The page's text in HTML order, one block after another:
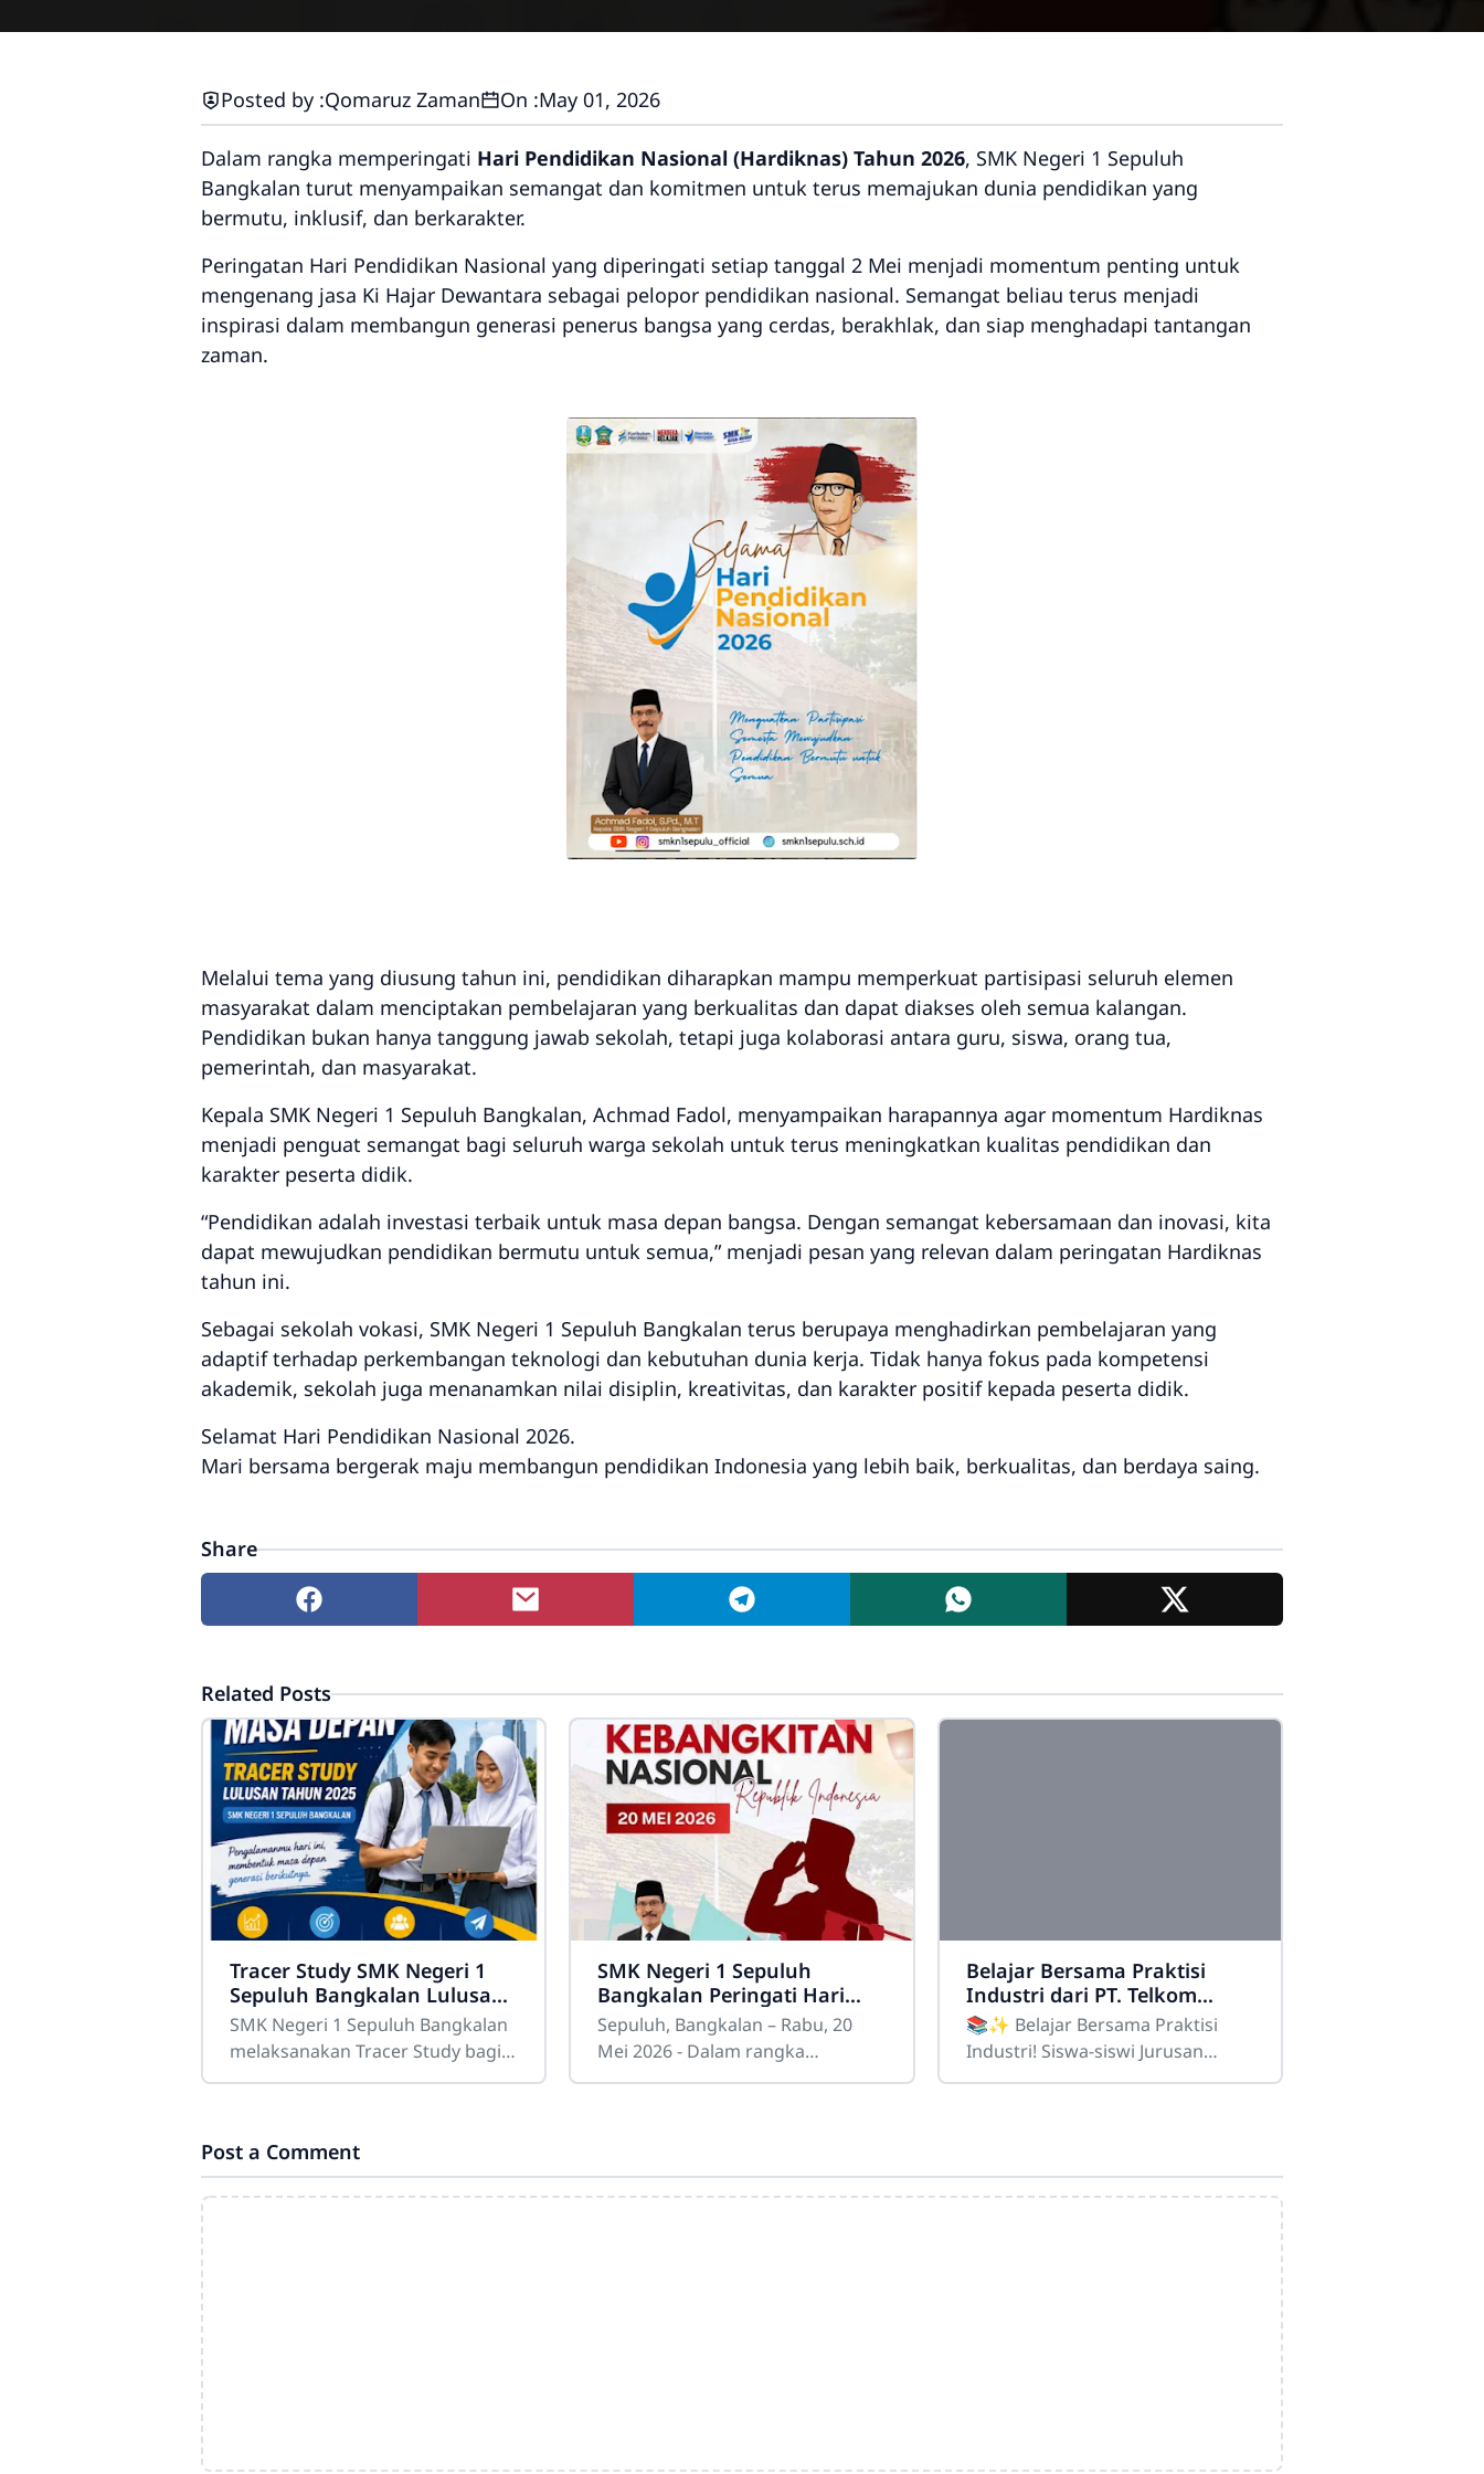
Posted by :Qomaruz Zaman On :May 01, 2026
Dalam rangka memperingati Hari Pendidikan Nasional (Hardiknas) Tahun 2026, SMK Negeri 1 Sepuluh
Bangkalan turut menyampaikan semangat dan komitmen untuk terus memajukan dunia pendidikan yang
bermutu, inklusif, dan berkarakter.
Peringatan Hari Pendidikan Nasional yang diperingati setiap tanggal 2 Mei menjadi momentum penting untuk
mengenang jasa Ki Hajar Dewantara sebagai pelopor pendidikan nasional. Semangat beliau terus menjadi
inspirasi dalam membangun generasi penerus bangsa yang cerdas, berakhlak, dan siap menghadapi tantangan
zaman.
Melalui tema yang diusung tahun ini, pendidikan diharapkan mampu memperkuat partisipasi seluruh elemen
masyarakat dalam menciptakan pembelajaran yang berkualitas dan dapat diakses oleh semua kalangan.
Pendidikan bukan hanya tanggung jawab sekolah, tetapi juga kolaborasi antara guru, siswa, orang tua,
pemerintah, dan masyarakat.
Kepala SMK Negeri 1 Sepuluh Bangkalan, Achmad Fadol, menyampaikan harapannya agar momentum Hardiknas
menjadi penguat semangat bagi seluruh warga sekolah untuk terus meningkatkan kualitas pendidikan dan
karakter peserta didik.
“Pendidikan adalah investasi terbaik untuk masa depan bangsa. Dengan semangat kebersamaan dan inovasi, kita
dapat mewujudkan pendidikan bermutu untuk semua,” menjadi pesan yang relevan dalam peringatan Hardiknas
tahun ini.
Sebagai sekolah vokasi, SMK Negeri 1 Sepuluh Bangkalan terus berupaya menghadirkan pembelajaran yang
adaptif terhadap perkembangan teknologi dan kebutuhan dunia kerja. Tidak hanya fokus pada kompetensi
akademik, sekolah juga menanamkan nilai disiplin, kreativitas, dan karakter positif kepada peserta didik.
Selamat Hari Pendidikan Nasional 2026.
Mari bersama bergerak maju membangun pendidikan Indonesia yang lebih baik, berkualitas, dan berdaya saing.
Share
Related Posts
Tracer Study SMK Negeri 1
Sepuluh Bangkalan Lulusan
Tahun 2025
SMK Negeri 1 Sepuluh Bangkalan
melaksanakan Tracer Study bagi
lulusan Tahun 2025 sebagai
SMK Negeri 1 Sepuluh
Bangkalan Peringati Hari
Kebangkitan Nasional
dengan Melaksanakan
Sepuluh, Bangkalan – Rabu, 20
Mei 2026 - Dalam rangka
memperingati Hari Kebangkitan
Belajar Bersama Praktisi
Industri dari PT. Telkom
Akses Surabaya
📚✨ Belajar Bersama Praktisi
Industri! Siswa-siswi Jurusan
Teknik Komputer dan Jaringan
Post a Comment